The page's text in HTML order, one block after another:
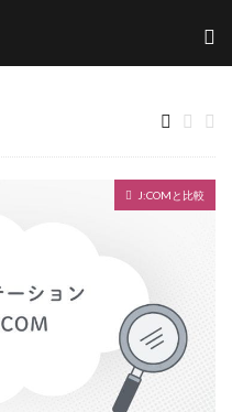
J:COMと比較